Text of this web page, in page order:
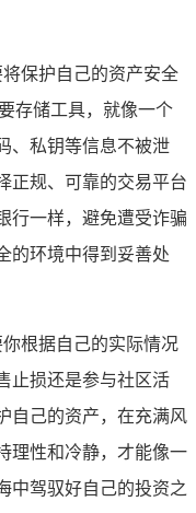
保护自己的资产安全
存储工具，就像一个
、私钥等信息不被泄
正规、可靠的交易平台
行一样，避免遭受诈骗
的环境中得到妥善处
根据自己的实际情况
止损还是参与社区活
自己的资产，在充满风
理性和冷静，才能像一
中驾驭好自己的投资之